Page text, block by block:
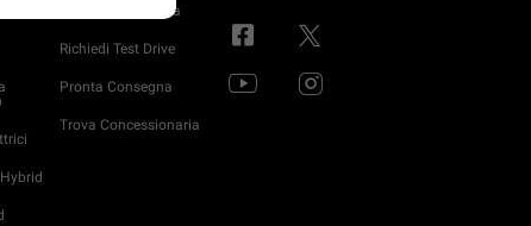
Configura e Ordina
Richiedi Test Drive
Pronta Consegna
Trova Concessionaria